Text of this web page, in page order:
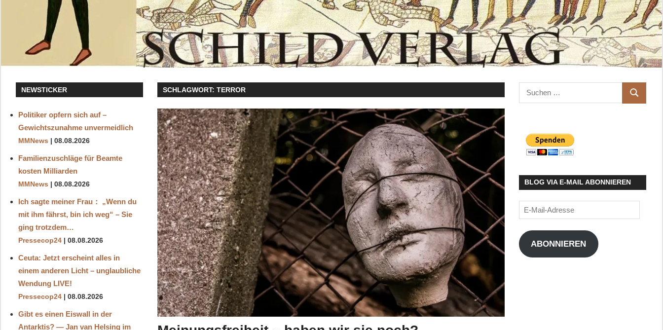
SCHLAGWORT:TERROR
NEWSTICKER
Politiker opfern sich auf –
Gewichtszunahme unvermeidlich
MMNews 08.08.2026
Familienzuschläge für Beamte
kosten Milliarden
MMNews 08.08.2026
Ich sagte meiner Frau： „Wenn du
mit ihm fährst, bin ich weg“ – Sie
ging trotzdem…
Pressecop24 08.08.2026
Ceuta: Jetzt erscheint alles in
einem anderen Licht – unglaubliche
Wendung LIVE!
Pressecop24 08.08.2026
Gibt es einen Eiswall in der
Antarktis? — Jan van Helsing im
Suchen
nach:
SUCHEN
BLOG VIA E-MAIL ABONNIEREN
E-
Mail-
Adresse
ABONNIEREN